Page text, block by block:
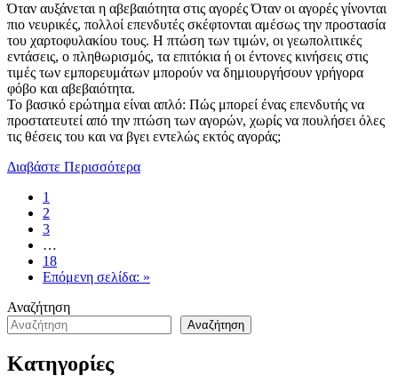
Όταν αυξάνεται η αβεβαιότητα στις αγορές Όταν οι αγορές γίνονται
πιο νευρικές, πολλοί επενδυτές σκέφτονται αμέσως την προστασία
του χαρτοφυλακίου τους. Η πτώση των τιμών, οι γεωπολιτικές
εντάσεις, ο πληθωρισμός, τα επιτόκια ή οι έντονες κινήσεις στις
τιμές των εμπορευμάτων μπορούν να δημιουργήσουν γρήγορα
φόβο και αβεβαιότητα.
Το βασικό ερώτημα είναι απλό: Πώς μπορεί ένας επενδυτής να
προστατευτεί από την πτώση των αγορών, χωρίς να πουλήσει όλες
τις θέσεις του και να βγει εντελώς εκτός αγοράς;
Διαβάστε Περισσότερα
1
2
3
…
18
Επόμενη σελίδα: »
Αναζήτηση
Αναζήτηση
Κατηγορίες